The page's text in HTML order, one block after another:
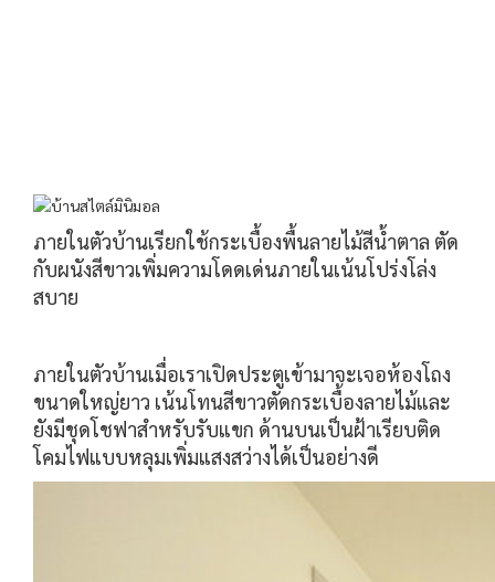
ภายในตัวบ้านเรียกใช้กระเบื้องพื้นลายไม้สีน้ำตาล ตัด
กับผนังสีขาวเพิ่มความโดดเด่นภายในเน้นโปร่งโล่ง
สบาย
ภายในตัวบ้านเมื่อเราเปิดประตูเข้ามาจะเจอห้องโถง
ขนาดใหญ่ยาว เน้นโทนสีขาวตัดกระเบื้องลายไม้และ
ยังมีชุดโชฟาสำหรับรับแขก ด้านบนเป็นฝ้าเรียบติด
โคมไฟแบบหลุมเพิ่มแสงสว่างได้เป็นอย่างดี